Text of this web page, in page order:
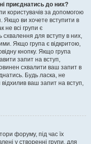
приєднатись до них?
користувачів за допомогою
Якщо ви хочете вступити в
не всі групи є
схвалення для вступу в них,
Якщо група є відкритою,
кнопку. Якщо група
запит на вступ,
схвалити ваш запит в
Будь ласка, не
ваш запит на вступ,
форуму, під час їх
у створенні групи, для